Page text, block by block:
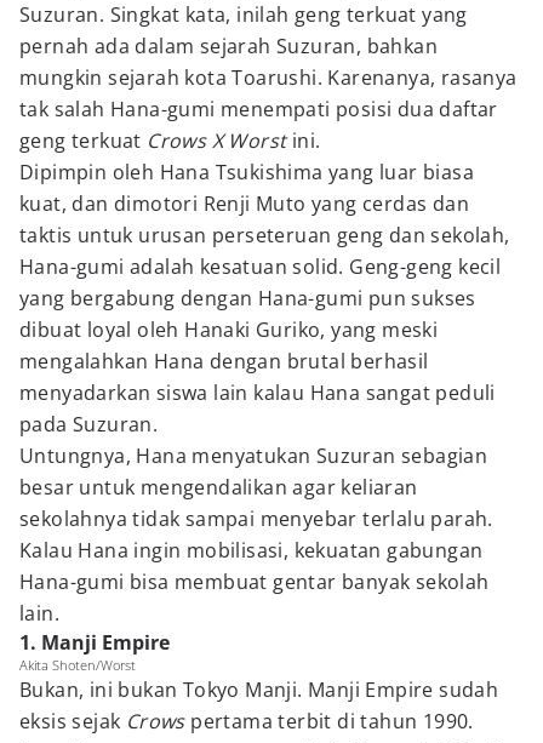
Suzuran. Singkat kata, inilah geng terkuat yang
pernah ada dalam sejarah Suzuran, bahkan
mungkin sejarah kota Toarushi. Karenanya, rasanya
tak salah Hana-gumi menempati posisi dua daftar
geng terkuat Crows X Worstini.
Dipimpin oleh Hana Tsukishima yang luar biasa
kuat, dan dimotori Renji Muto yang cerdas dan
taktis untuk urusan perseteruan geng dan sekolah,
Hana-gumi adalah kesatuan solid. Geng-geng kecil
yang bergabung dengan Hana-gumi pun sukses
dibuat loyal oleh Hanaki Guriko, yang meski
mengalahkan Hana dengan brutal berhasil
menyadarkan siswa lain kalau Hana sangat peduli
pada Suzuran.
Untungnya, Hana menyatukan Suzuran sebagian
besar untuk mengendalikan agar keliaran
sekolahnya tidak sampai menyebar terlalu parah.
Kalau Hana ingin mobilisasi, kekuatan gabungan
Hana-gumi bisa membuat gentar banyak sekolah
lain.
1. Manji Empire
Akita Shoten/Worst
Bukan, ini bukan Tokyo Manji. Manji Empire sudah
eksis sejak Crows pertama terbit di tahun 1990.